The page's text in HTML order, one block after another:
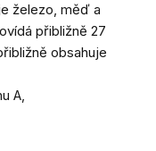
železo, měď a
přibližně 27
obsahuje
A,